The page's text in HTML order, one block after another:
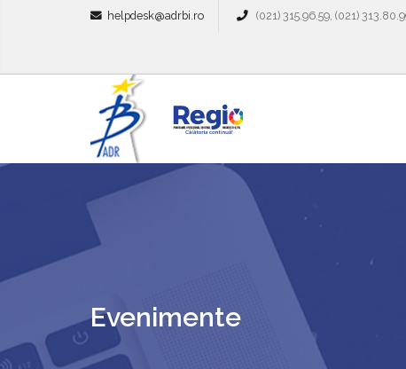
helpdesk@adrbi.ro (021) 315.96.59, (021)
Evenimente